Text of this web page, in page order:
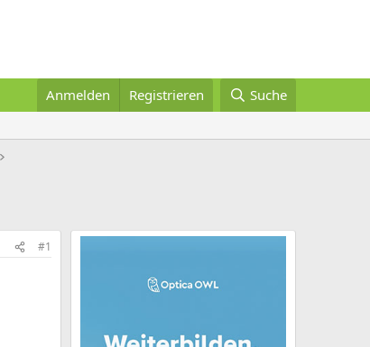
Anmelden Registrieren Suche
#1